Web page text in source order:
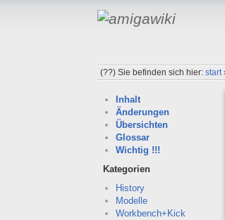
(??)Sie befinden sich hier:start
Inhalt
Änderungen
Übersichten
Glossar
Wichtig !!!
Kategorien
History
Modelle
Workbench+Kick